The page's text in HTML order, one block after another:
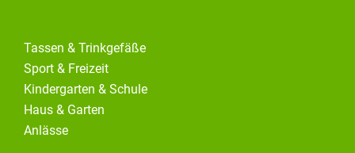
Tassen & Trinkgefäße
Sport & Freizeit
Kindergarten & Schule
Haus & Garten
Anlässe